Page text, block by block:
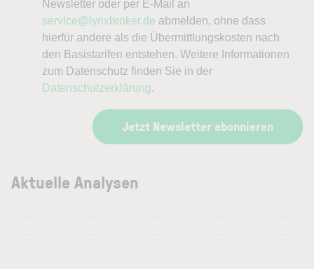
Newsletter oder per E-Mail an
service@lynxbroker.de abmelden, ohne dass
hierfür andere als die Übermittlungskosten nach
den Basistarifen entstehen. Weitere Informationen
zum Datenschutz finden Sie in der
Datenschutzerklärung.
Jetzt Newsletter abonnieren
Aktuelle Analysen